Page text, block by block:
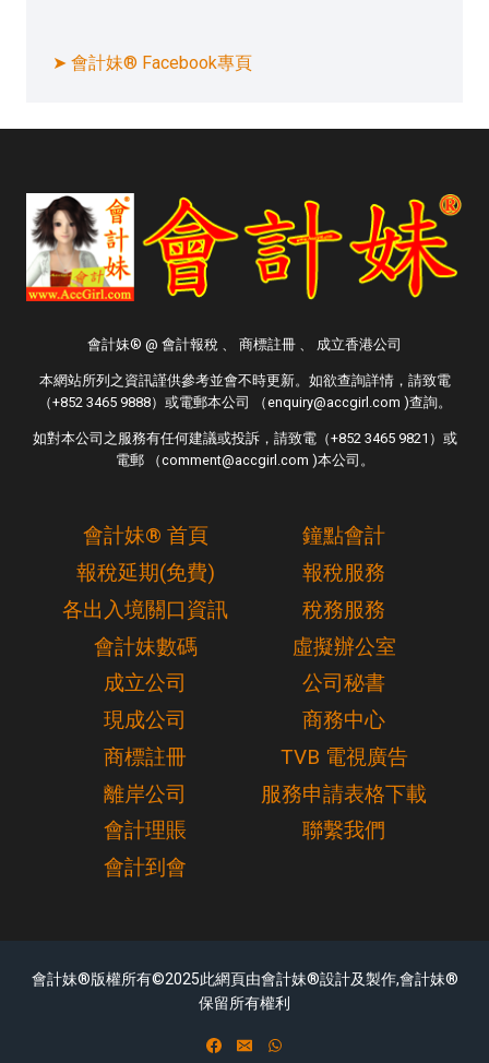
➤ 會計妹® Facebook專頁
會計妹® @ 會計報稅 、 商標註冊 、 成立香港公司
本網站所列之資訊謹供參考並會不時更新。如欲查詢詳情，請致電
（+852 3465 9888）或電郵本公司 （enquiry@accgirl.com )查詢。
如對本公司之服務有任何建議或投訴，請致電（+852 3465 9821）或
電郵 （comment@accgirl.com )本公司。
會計妹® 首頁
報稅延期(免費)
各出入境關口資訊
會計妹數碼
成立公司
現成公司
商標註冊
離岸公司
會計理賬
會計到會
鐘點會計
報稅服務
稅務服務
虛擬辦公室
公司秘書
商務中心
TVB 電視廣告
服務申請表格下載
聯繫我們
會計妹®版權所有©2025此網頁由會計妹®設計及製作,會計妹®
保留所有權利